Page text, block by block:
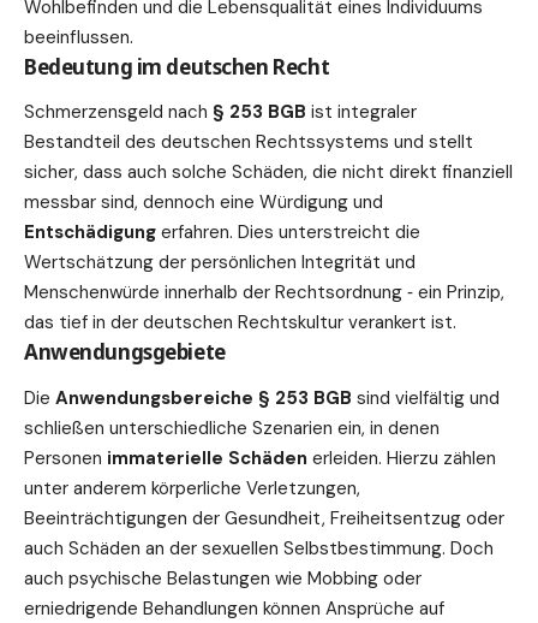
Wohlbefinden und die Lebensqualität eines Individuums
beeinflussen.
Bedeutung im deutschen Recht
Schmerzensgeld nach § 253 BGB ist integraler
Bestandteil des deutschen Rechtssystems und stellt
sicher, dass auch solche Schäden, die nicht direkt finanziell
messbar sind, dennoch eine Würdigung und
Entschädigung erfahren. Dies unterstreicht die
Wertschätzung der persönlichen Integrität und
Menschenwürde innerhalb der Rechtsordnung ‑ ein Prinzip,
das tief in der deutschen Rechtskultur verankert ist.
Anwendungsgebiete
Die Anwendungsbereiche § 253 BGB sind vielfältig und
schließen unterschiedliche Szenarien ein, in denen
Personen immaterielle Schäden erleiden. Hierzu zählen
unter anderem körperliche Verletzungen,
Beeinträchtigungen der Gesundheit, Freiheitsentzug oder
auch Schäden an der sexuellen Selbstbestimmung. Doch
auch psychische Belastungen wie Mobbing oder
erniedrigende Behandlungen können Ansprüche auf